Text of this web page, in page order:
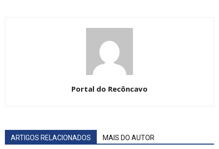
Portal do Recôncavo
ARTIGOS RELACIONADOS MAIS DO AUTOR